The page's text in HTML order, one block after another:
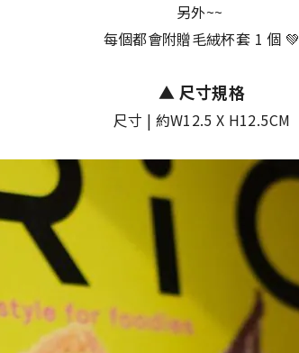
另外~~
每個都會附贈毛絨杯套 1 個 💚
▲ 尺寸規格
尺寸 | 約W12.5 X H12.5CM